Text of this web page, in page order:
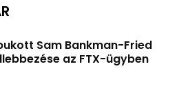
Sam Bankman-Fried
az FTX-ügyben